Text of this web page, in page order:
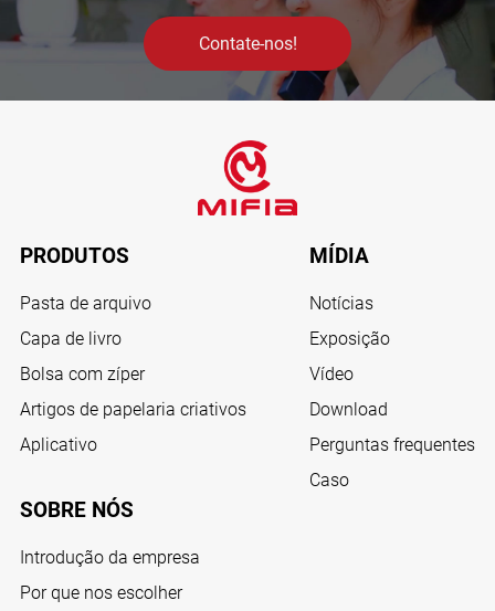
Contate-nos!
PRODUTOS
Pasta de arquivo
Capa de livro
Bolsa com zíper
Artigos de papelaria criativos
Aplicativo
MÍDIA
Notícias
Exposição
Vídeo
Download
Perguntas frequentes
Caso
SOBRE NÓS
Introdução da empresa
Por que nos escolher